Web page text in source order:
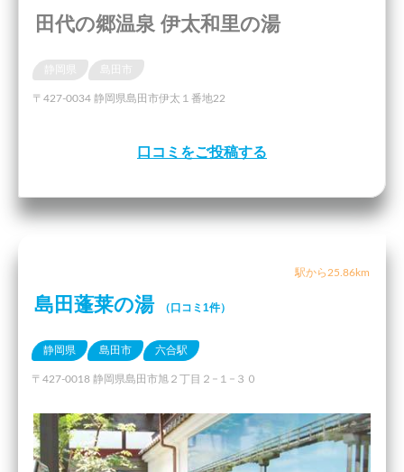
田代の郷温泉 伊太和里の湯
〒427-0034 静岡県島田市伊太１番地22
口コミをご投稿する
駅から25.86km
島田蓬莱の湯 （口コミ1件）
静岡県 島田市 六合駅
〒427-0018 静岡県島田市旭２丁目２−１−３０